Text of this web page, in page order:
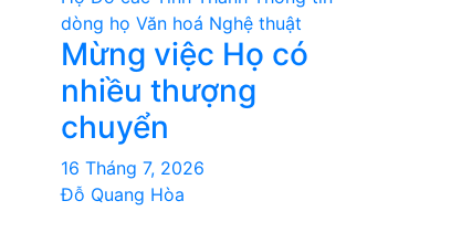
dòng họ Văn hoá Nghệ thuật
Mừng việc Họ có
nhiều thượng
chuyển
16 Tháng 7, 2026
Đỗ Quang Hòa